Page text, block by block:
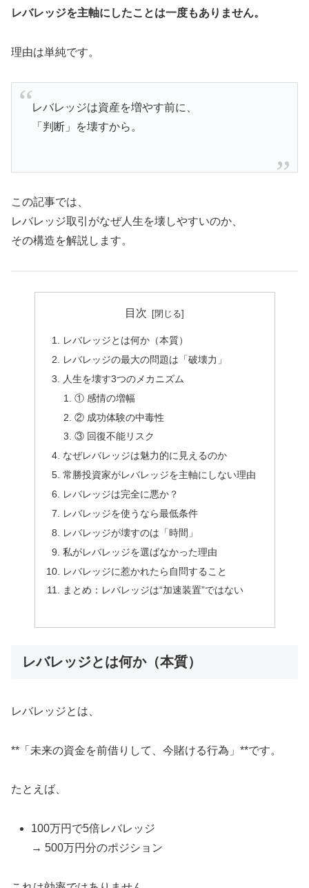
レバレッジを主軸にしたことは一度もありません。
理由は単純です。
レバレッジは資産を増やす前に、
「判断」を壊すから。
この記事では、
レバレッジ取引がなぜ人生を壊しやすいのか、
その構造を解説します。
目次
レバレッジとは何か（本質）
レバレッジの最大の問題は「破壊力」
人生を壊す3つのメカニズム
① 感情の増幅
② 成功体験の中毒性
③ 回復不能リスク
なぜレバレッジは魅力的に見えるのか
常勝投資家がレバレッジを主軸にしない理由
レバレッジは完全に悪か？
レバレッジを使うなら最低条件
レバレッジが壊すのは「時間」
私がレバレッジを選ばなかった理由
レバレッジに惹かれたら自問すること
まとめ：レバレッジは“加速装置”ではない
レバレッジとは何か（本質）
レバレッジとは、
**「未来の資金を前借りして、今賭ける行為」**です。
たとえば、
100万円で5倍レバレッジ
→ 500万円分のポジション